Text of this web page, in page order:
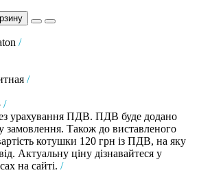
/
/
/
урахування ПДВ. ПДВ буде додано
замовлення. Також до виставленого
котушки 120 грн із ПДВ, на яку
Актуальну ціну дізнавайтеся у
на сайті. /